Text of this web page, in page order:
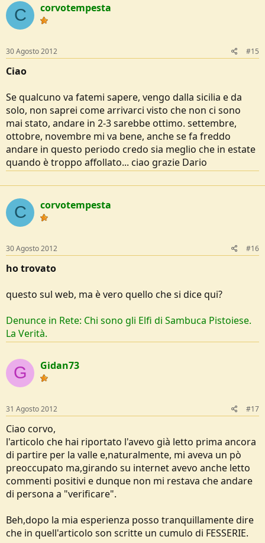
C corvotempesta
30 Agosto 2012 #15
Ciao
Se qualcuno va fatemi sapere, vengo dalla sicilia e da
solo, non saprei come arrivarci visto che non ci sono
mai stato, andare in 2-3 sarebbe ottimo. settembre,
ottobre, novembre mi va bene, anche se fa freddo
andare in questo periodo credo sia meglio che in estate
quando è troppo affollato... ciao grazie Dario
C corvotempesta
30 Agosto 2012 #16
ho trovato
questo sul web, ma è vero quello che si dice qui?
Denunce in Rete: Chi sono gli Elfi di Sambuca Pistoiese.
La Verità.
G Gidan73
31 Agosto 2012 #17
Ciao corvo,
l'articolo che hai riportato l'avevo già letto prima ancora
di partire per la valle e,naturalmente, mi aveva un pò
preoccupato ma,girando su internet avevo anche letto
commenti positivi e dunque non mi restava che andare
di persona a "verificare".
Beh,dopo la mia esperienza posso tranquillamente dire
che in quell'articolo son scritte un cumulo di FESSERIE.